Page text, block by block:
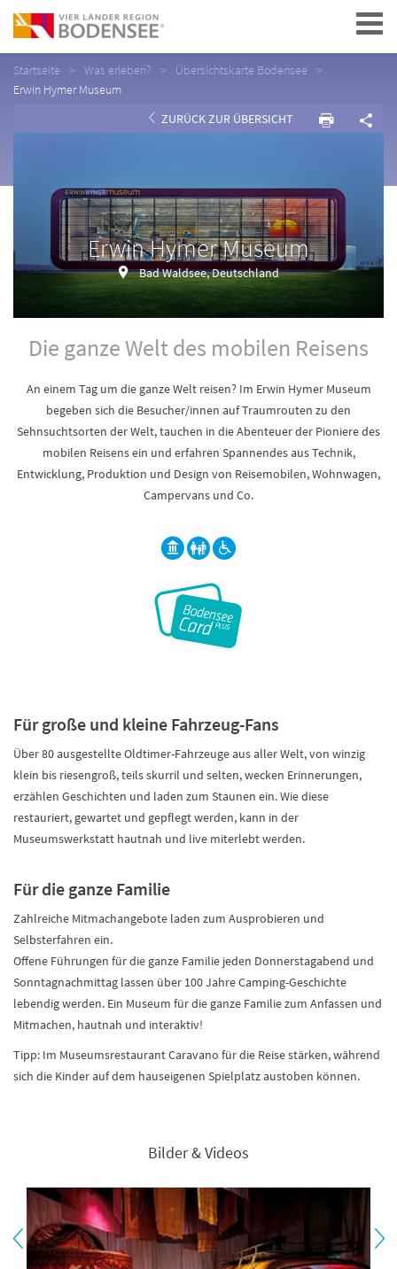
Navigation
Startseite Was erleben?
Übersichtskarte Bodensee
Erwin Hymer Museum
ZURÜCK ZUR ÜBERSICHT
Erwin Hymer Museum
Bad Waldsee, Deutschland
Die ganze Welt des mobilen Reisens
An einem Tag um die ganze Welt reisen? Im Erwin Hymer Museum
begeben sich die Besucher/innen auf Traumrouten zu den
Sehnsuchtsorten der Welt, tauchen in die Abenteuer der Pioniere des
mobilen Reisens ein und erfahren Spannendes aus Technik,
Entwicklung, Produktion und Design von Reisemobilen, Wohnwagen,
Campervans und Co.
Für große und kleine Fahrzeug-Fans
Über 80 ausgestellte Oldtimer-Fahrzeuge aus aller Welt, von winzig
klein bis riesengroß, teils skurril und selten, wecken Erinnerungen,
erzählen Geschichten und laden zum Staunen ein. Wie diese
restauriert, gewartet und gepflegt werden, kann in der
Museumswerkstatt hautnah und live miterlebt werden.
Für die ganze Familie
Zahlreiche Mitmachangebote laden zum Ausprobieren und
Selbsterfahren ein.
Offene Führungen für die ganze Familie jeden Donnerstagabend und
Sonntagnachmittag lassen über 100 Jahre Camping-Geschichte
lebendig werden. Ein Museum für die ganze Familie zum Anfassen und
Mitmachen, hautnah und interaktiv!
Tipp: Im Museumsrestaurant Caravano für die Reise stärken, während
sich die Kinder auf dem hauseigenen Spielplatz austoben können.
Bilder & Videos